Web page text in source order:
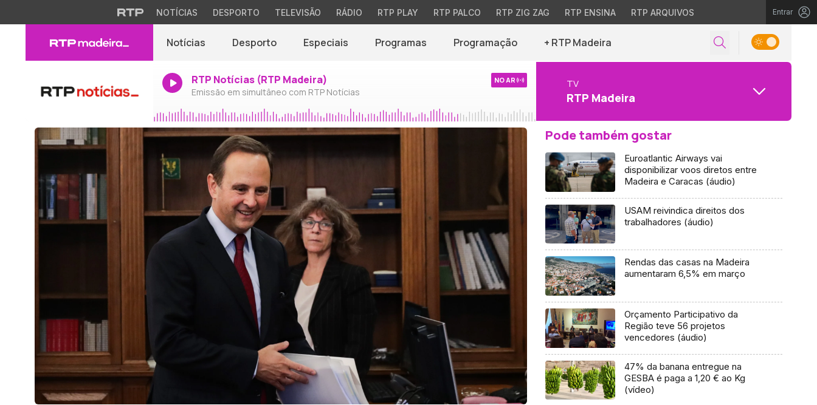
NOTÍCIAS DESPORTO TELEVISÃO RÁDIO RTP PLAY RTP PALCO RTP ZIG ZAG RTP ENSINA RTP ARQUIVOS Entrar
Notícias Desporto Especiais Programas Programação + RTP Madeira
RTP Notícias (RTP Madeira)
Emissão em simultâneo com RTP Notícias
NO AR TV
RTP Madeira
Pode também gostar
Euroatlantic Airways vai
disponibilizar voos diretos entre
Madeira e Caracas (áudio)
USAM reivindica direitos dos
trabalhadores (áudio)
Rendas das casas na Madeira
aumentaram 6,5% em março
Orçamento Participativo da
Região teve 56 projetos
vencedores (áudio)
47% da banana entregue na
GESBA é paga a 1,20 € ao Kg
(vídeo)